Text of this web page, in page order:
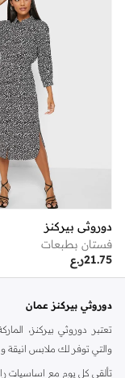
دوروثي بيركنز
فستان بطبعات
ر.ع21.75
دوروثي بيركنز عمان
تعتبر دوروثي بيركنز،
والتي توفر لك ملابس
تألقي كل يوم مع اساسيات